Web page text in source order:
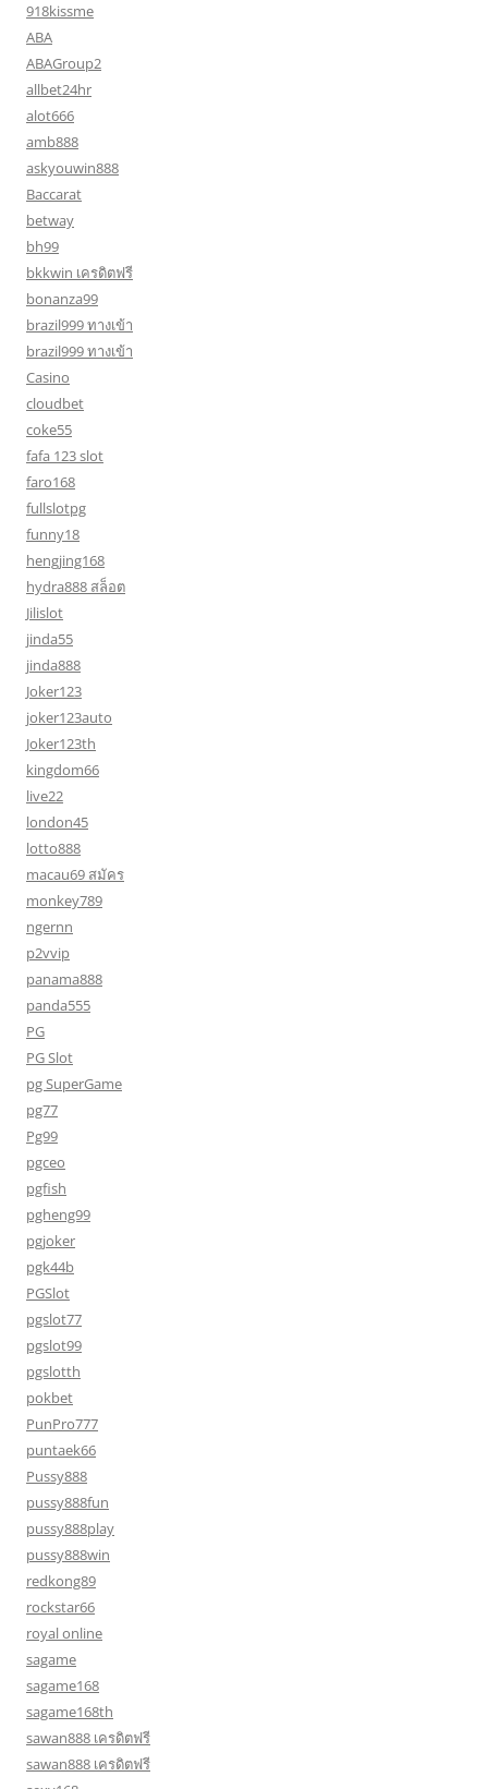
918kissme
ABA
ABAGroup2
allbet24hr
alot666
amb888
askyouwin888
Baccarat
betway
bh99
bkkwin เครดิตฟรี
bonanza99
brazil999 ทางเข้า
brazil999 ทางเข้า
Casino
cloudbet
coke55
fafa 123 slot
faro168
fullslotpg
funny18
hengjing168
hydra888 สล็อต
Jilislot
jinda55
jinda888
Joker123
joker123auto
Joker123th
kingdom66
live22
london45
lotto888
macau69 สมัคร
monkey789
ngernn
p2vvip
panama888
panda555
PG
PG Slot
pg SuperGame
pg77
Pg99
pgceo
pgfish
pgheng99
pgjoker
pgk44b
PGSlot
pgslot77
pgslot99
pgslotth
pokbet
PunPro777
puntaek66
Pussy888
pussy888fun
pussy888play
pussy888win
redkong89
rockstar66
royal online
sagame
sagame168
sagame168th
sawan888 เครดิตฟรี
sawan888 เครดิตฟรี